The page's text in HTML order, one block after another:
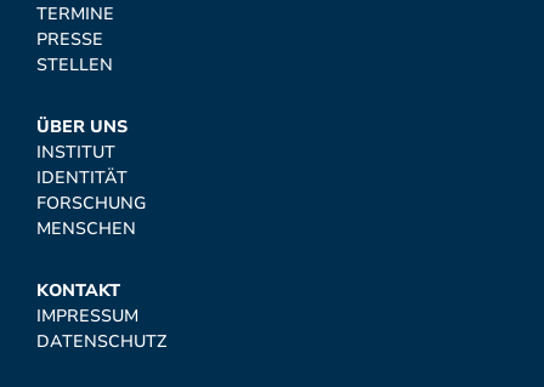
TERMINE
PRESSE
STELLEN
ÜBER UNS
INSTITUT
IDENTITÄT
FORSCHUNG
MENSCHEN
KONTAKT
IMPRESSUM
DATENSCHUTZ